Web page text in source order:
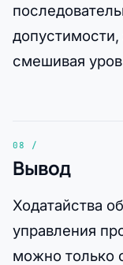
смешивая
Вывод
Ходатайства
управления
можно только